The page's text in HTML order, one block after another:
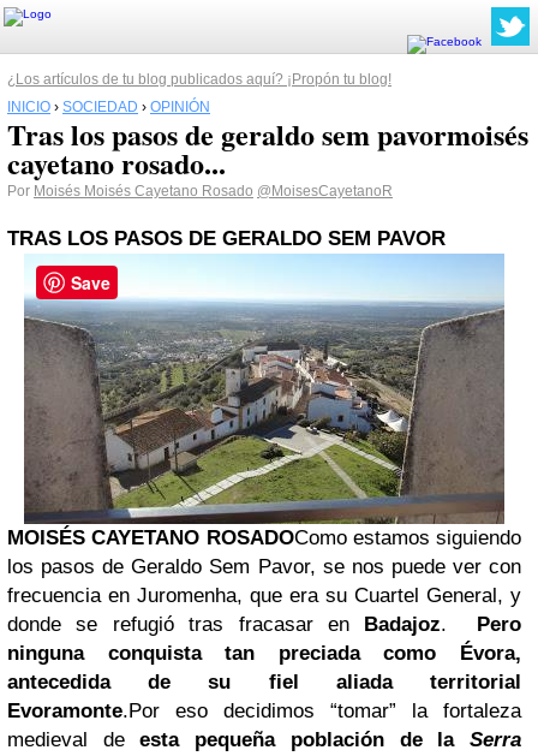
¿Los artículos de tu blog publicados aquí? ¡Propón tu blog!
INICIO › SOCIEDAD › OPINIÓN
Tras los pasos de geraldo sem pavormoisés
cayetano rosado...
Por Moisés Moisés Cayetano Rosado @MoisesCayetanoR
TRAS LOS PASOS DE GERALDO SEM PAVOR
MOISÉS CAYETANO ROSADOComo estamos siguiendo
los pasos de Geraldo Sem Pavor, se nos puede ver con
frecuencia en Juromenha, que era su Cuartel General, y
donde se refugió tras fracasar en Badajoz. Pero
ninguna conquista tan preciada como Évora,
antecedida de su fiel aliada territorial
Evoramonte.Por eso decidimos “tomar” la fortaleza
medieval deesta pequeña población de laSerra
Save